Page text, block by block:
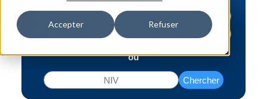
Accepter Refuser
ou
Chercher